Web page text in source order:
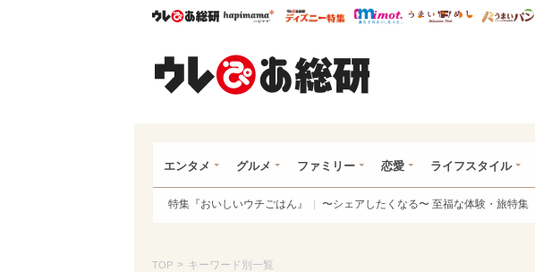
ウレぴあ総研ハピママ* ウレぴあ総研 ディズニー特集
mimot. うまいめし
エンタメ グルメ ファミリー 恋愛 ライフスタイル
特集『おいしいウチごはん』 〜シェアしたくなる〜 至福な体験・旅特集
TOP > キーワード別一覧